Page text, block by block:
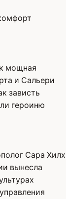
мощная
и Сальери
зависть
героиню
Сара Хилх
вынесла